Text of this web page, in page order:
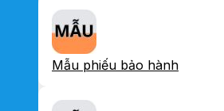
Mẫu phiếu bảo hành